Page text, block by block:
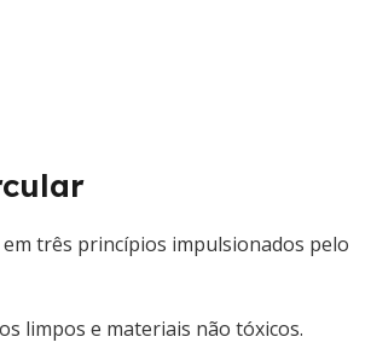
três princípios impulsionados pelo
limpos e materiais não tóxicos.